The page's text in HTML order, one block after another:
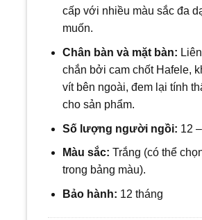
cấp với nhiều màu sắc đa
muốn.
Chân bàn và mặt bàn:
chắn bởi cam chốt Hafele,
vít bên ngoài, đem lại tính
cho sản phẩm.
Số lượng người ngồi: 12
Màu sắc: Trắng (có thể
trong bảng màu).
Bảo hành: 12 tháng